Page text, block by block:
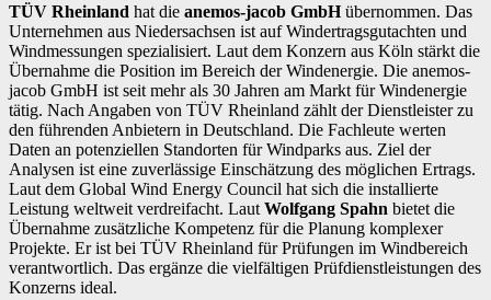
TÜV Rheinland hat die anemos-jacob GmbHübernommen. Das
Unternehmen aus Niedersachsen ist auf Windertragsgutachten und
Windmessungen spezialisiert. Laut dem Konzern aus Köln stärkt die
Übernahme die Position im Bereich der Windenergie. Die anemos-
jacob GmbH ist seit mehr als 30 Jahren am Markt für Windenergie
tätig. Nach Angaben von TÜV Rheinland zählt der Dienstleister zu
den führenden Anbietern in Deutschland. Die Fachleute werten
Daten an potenziellen Standorten für Windparks aus. Ziel der
Analysen ist eine zuverlässige Einschätzung des möglichen Ertrags.
Laut dem Global Wind Energy Council hat sich die installierte
Leistung weltweit verdreifacht. Laut Wolfgang Spahn bietet die
Übernahme zusätzliche Kompetenz für die Planung komplexer
Projekte. Er ist bei TÜV Rheinland für Prüfungen im Windbereich
verantwortlich. Das ergänze die vielfältigen Prüfdienstleistungen des
Konzerns ideal.